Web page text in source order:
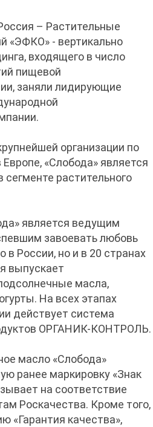
– Растительные
«ЭФКО» - вертикально
входящего в число
пищевой
заняли лидирующие
организации по
«Слобода» является
растительного
является ведущим
завоевать любовь
в России, но и в 20 странах
выпускает
масла,
На всех этапах
действует система
ОРГАНИК-КОНТРОЛЬ.
масло «Слобода»
ранее маркировку «Знак
на соответствие
Роскачества. Кроме того,
«Гарантия качества»,